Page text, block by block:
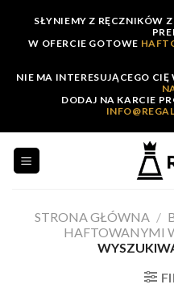
content
SŁYNIEMY Z RĘCZNIKÓW
W OFERCIE GOTOWE
NIE MA INTERESUJĄCEGO CIĘ
DODAJ NA KARCIE
STRONA GŁÓWNA /
HAFTOWANYMI